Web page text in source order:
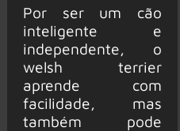
Por ser um cão
inteligente e
independente, o
welsh terrier
aprende com
facilidade, mas
também pode